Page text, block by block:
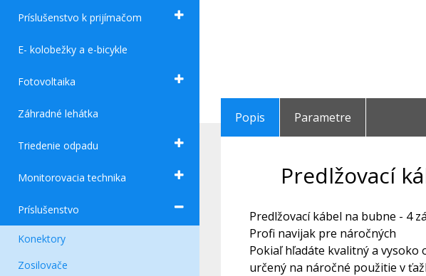
Príslušenstvo k prijímačom
E- kolobežky a e-bicykle
Fotovoltaika
Záhradné lehátka
Triedenie odpadu
Monitorovacia technika
Príslušenstvo
Konektory
Zosilovače
Popis Parametre
Predlžovací
Predlžovací kábel na bubne - 4
Profi navijak pre náročných
Pokiaľ hľadáte kvalitný a vysoko
určený na náročné použitie v